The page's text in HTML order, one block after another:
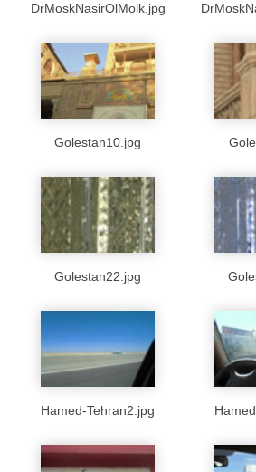
DrMoskNasirOlMolk.jpg
Golestan10.jpg
Golestan22.jpg
Hamed-Tehran2.jpg